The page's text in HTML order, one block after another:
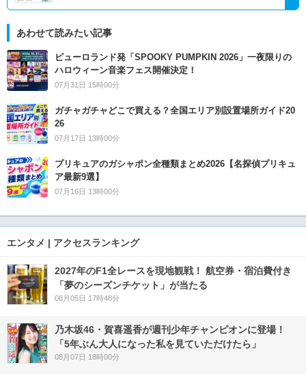
あわせて読みたい記事
ピューロランド発「SPOOKY PUMPKIN 2026」一夜限りの
ハロウィーン音楽フェス開催決定！
07月31日 15時00分
ガチャガチャどこで買える？全国エリア別設置場所ガイド20
26
07月17日 13時00分
プリキュアのガシャポン全種類まとめ2026【名探偵プリキュ
ア最新9選】
07月16日 13時00分
エンタメ | アクセスランキング
2027年のF1全レースを現地観戦！ 航空券・宿泊費付き
「夢のシーズンチケット」が当たる
08月05日 17時48分
乃木坂46・賀喜遥香が週刊少年チャンピオンに登場！
「5年ぶん大人になった私を見ていただけたら」
08月07日 18時00分